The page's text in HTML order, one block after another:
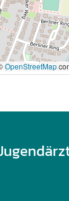
OpenStreetMap